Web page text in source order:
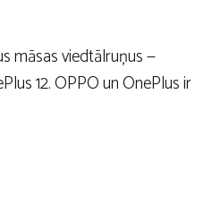
māsas viedtālruņus —
12. OPPO un OnePlus ir